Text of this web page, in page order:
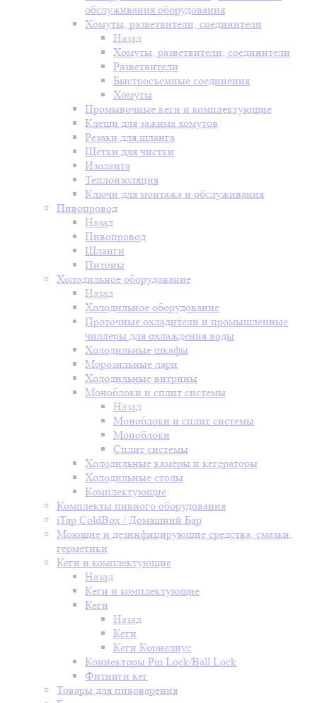
обслуживания оборудования
Хомуты, разветвители, соединители
Назад
Хомуты, разветвители, соединители
Разветвители
Быстросъемные соединения
Хомуты
Промывочные кеги и комплектующие
Клещи для зажима хомутов
Резаки для шланга
Щетки для чистки
Изолента
Теплоизоляция
Ключи для монтажа и обслуживания
Пивопровод
Назад
Пивопровод
Шланги
Питоны
Холодильное оборудование
Назад
Холодильное оборудование
Проточные охладители и промышленные
чиллеры для охлаждения воды
Холодильные шкафы
Морозильные лари
Холодильные витрины
Моноблоки и сплит системы
Назад
Моноблоки и сплит системы
Моноблоки
Сплит системы
Холодильные камеры и кегераторы
Холодильные столы
Комплектующие
Комплекты пивного оборудования
iTap ColdBox / Домашний Бар
Моющие и дезинфицирующие средства, смазки,
герметики
Кеги и комплектующие
Назад
Кеги и комплектующие
Кеги
Назад
Кеги
Кеги Корнелиус
Коннекторы Pin Lock/Ball Lock
Фитинги кег
Товары для пивоварения